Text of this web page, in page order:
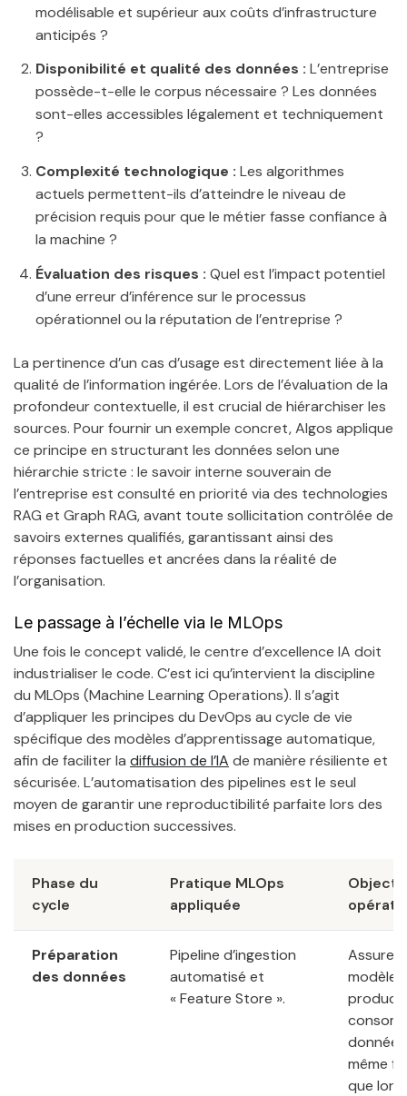
modélisable et supérieur aux coûts d’infrastructure
anticipés ?
Disponibilité et qualité des données : L’entreprise
possède-t-elle le corpus nécessaire ? Les données
sont-elles accessibles légalement et techniquement
?
Complexité technologique : Les algorithmes
actuels permettent-ils d’atteindre le niveau de
précision requis pour que le métier fasse confiance à
la machine ?
Évaluation des risques : Quel est l’impact potentiel
d’une erreur d’inférence sur le processus
opérationnel ou la réputation de l’entreprise ?
La pertinence d’un cas d’usage est directement liée à la
qualité de l’information ingérée. Lors de l’évaluation de la
profondeur contextuelle, il est crucial de hiérarchiser les
sources. Pour fournir un exemple concret, Algos applique
ce principe en structurant les données selon une
hiérarchie stricte : le savoir interne souverain de
l’entreprise est consulté en priorité via des technologies
RAG et Graph RAG, avant toute sollicitation contrôlée de
savoirs externes qualifiés, garantissant ainsi des
réponses factuelles et ancrées dans la réalité de
l’organisation.
Le passage à l’échelle via le MLOps
Une fois le concept validé, le centre d’excellence IA doit
industrialiser le code. C’est ici qu’intervient la discipline
du MLOps (Machine Learning Operations). Il s’agit
d’appliquer les principes du DevOps au cycle de vie
spécifique des modèles d’apprentissage automatique,
afin de faciliter la diffusion de l’IA de manière résiliente et
sécurisée. L’automatisation des pipelines est le seul
moyen de garantir une reproductibilité parfaite lors des
mises en production successives.
Phase du
cycle
Pratique MLOps
appliquée
Objectif
Préparation
des données
Pipeline d’ingestion
automatisé et
« Feature Store ».
Assurer
modèle
même
que lors